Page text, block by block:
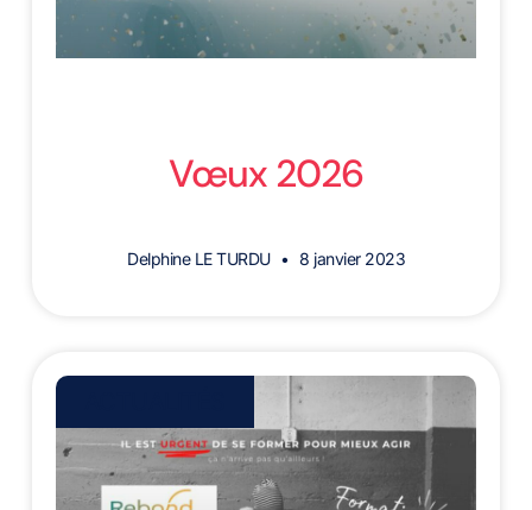
Vœux 2026
Delphine LE TURDU 8 janvier 2023